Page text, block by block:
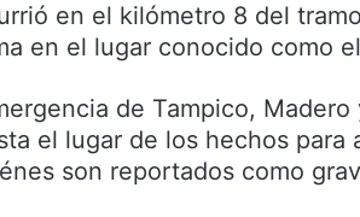
en el kilómetro 8 del
en el lugar conocido como
de Tampico, Madero
el lugar de los hechos para
son reportados como